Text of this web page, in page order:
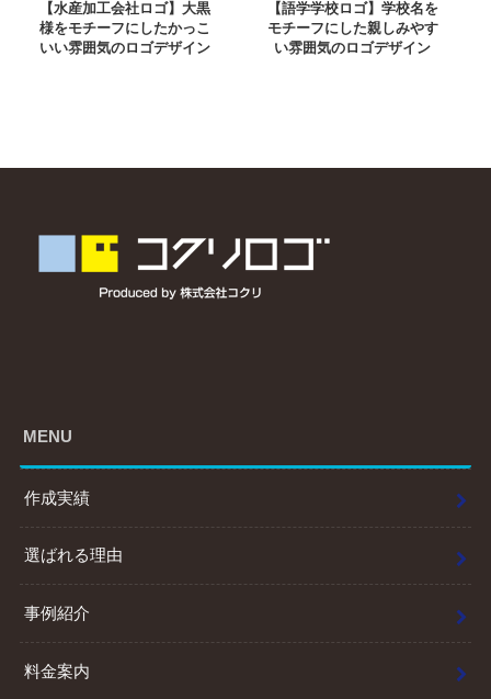
【水産加工会社ロゴ】大黒
様をモチーフにしたかっこ
いい雰囲気のロゴデザイン
【語学学校ロゴ】学校名を
モチーフにした親しみやす
い雰囲気のロゴデザイン
MENU
作成実績
選ばれる理由
事例紹介
料金案内